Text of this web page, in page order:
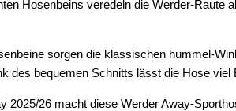
Hosenbeins veredeln die Werder-
sorgen die klassischen hummel-
des bequemen Schnitts lässt die Hose viel
2025/26 macht diese Werder Away-